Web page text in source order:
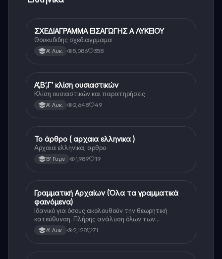
Αρχαία Ελληνικά
ΣΧΕΔΙΑΓΡΑΜΜΑ ΕΙΣΑΓΩΓΗΣ Α ΛΥΚΕΙΟΥ
Θουκυδιδης σχεδιαγρμαμα
Α' Λυκ. 5,086 358
Αρχαία Ελληνικά
Α’,Β’,Γ’ κλίση ουσιαστικών
Κλίση ουσιαστικών και παρατηρήσεις
Α' Λυκ. 2,648 49
Αρχαία Ελληνικά
Το άρθρο ( αρχαια ελληνικα )
Αρχαια ελληνικα, αρθρο
Β' Γυμν. 1,989 19
Αρχαία Ελληνικά
Γραμματική Αρχαίων (Όλα τα γραμματικά
φαινόμενα)
Ιδανικό για όσους ακολουθούν την θεωρητική
κατεύθυνση. Πλήρης ανάλυση όλων των
γραμματικών φαινομένων της αρχαίας Ελληνικής.
Α' Λυκ. 2,128 71